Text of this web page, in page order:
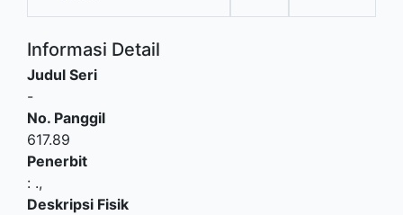
Informasi Detail
Judul Seri
-
No. Panggil
617.89
Penerbit
: .,
Deskripsi Fisik